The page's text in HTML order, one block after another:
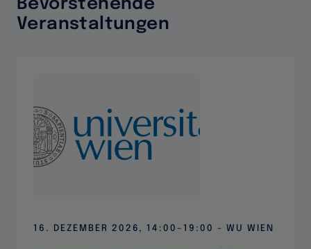
Bevorstehende
Veranstaltungen
16. DEZEMBER 2026, 14:00–19:00 - WU WIEN